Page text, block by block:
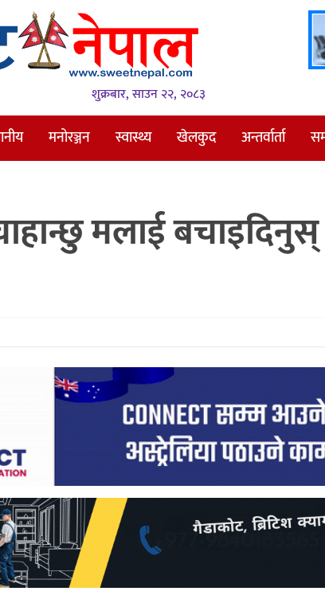
शुक्रबार, साउन २२, २०८३
मनोरञ्जन स्वास्थ्य खेलकुद अन्तर्वार्ता
मलाई